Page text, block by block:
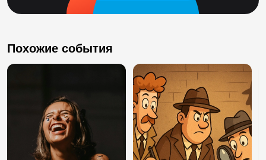
Похожие события